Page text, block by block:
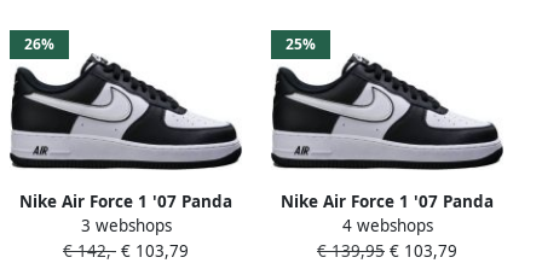
maaten:36.5 37.5 38.5 39 40
26%
Nike Air Force 1 '07 Panda
Limited Edition Kleur als op
foto Schoenen
3 webshops
€ 142,- € 103,79
25%
Nike Air Force 1 '07 Panda
Limited Edition Kleur als op
foto Schoenen
4 webshops
€ 139,95 € 103,79